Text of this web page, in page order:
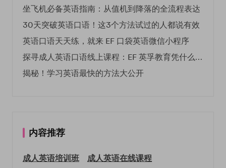
坐飞机必备英语指南：从值机到降落的全流程表达
30天突破英语口语！这3个方法试过的人都说有效
英语口语天天练，就来 EF 口袋英语微信小程序
探寻成人英语口语线上课程：EF 英孚教育凭什么领航
揭秘！学习英语最快的方法大公开
内容推荐
成人英语培训班
成人英语在线课程